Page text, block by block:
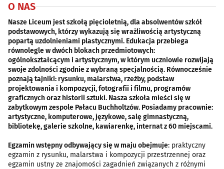
O NAS
Nasze Liceum jest szkołą pięcioletnią, dla absolwentów szkół
podstawowych, którzy wykazują się wrażliwością artystyczną
popartą uzdolnieniami plastycznymi. Edukacja przebiega
równolegle w dwóch blokach przedmiotowych:
ogólnokształcącym i artystycznym, w którym uczniowie rozwijają
swoje zdolności zgodnie z wybraną specjalnością. Równocześnie
poznają tajniki: rysunku, malarstwa, rzeźby, podstaw
projektowania i kompozycji, fotografii i filmu, programów
graficznych oraz historii sztuki. Nasza szkoła mieści się w
zabytkowym zespole Pałacu Buchholtzów. Posiadamy pracownie:
artystyczne, komputerowe, językowe, salę gimnastyczną,
bibliotekę, galerie szkolne, kawiarenkę, internat z 60 miejscami.
Egzamin wstępny odbywający się w maju obejmuje: praktyczny
egzamin z rysunku, malarstwa i kompozycji przestrzennej oraz
egzamin ustny ze znajomości zagadnień związanych z różnymi